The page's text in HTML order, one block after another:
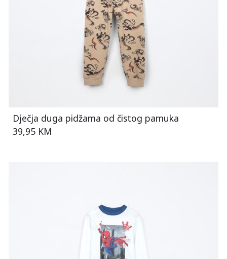
Dječja duga pidžama od čistog pamuka
39,95 KM